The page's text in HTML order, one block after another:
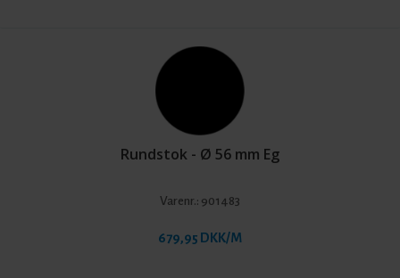
Rundstok - Ø 56 mm Eg
Varenr.: 901483
679,95 DKK/M